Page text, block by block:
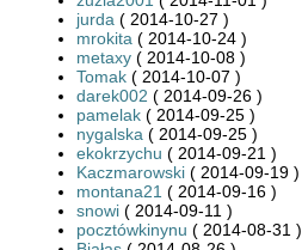
jurda ( 2014-10-27 )
mrokita ( 2014-10-24 )
metaxy ( 2014-10-08 )
Tomak ( 2014-10-07 )
darek002 ( 2014-09-26 )
pamelak ( 2014-09-25 )
nygalska ( 2014-09-25 )
ekokrzychu ( 2014-09-21 )
Kaczmarowski ( 2014-09-19 )
montana21 ( 2014-09-16 )
snowi ( 2014-09-11 )
pocztówkinynu ( 2014-08-31 )